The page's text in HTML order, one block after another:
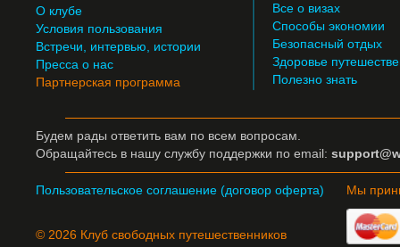
О клубе
Условия пользования
Встречи, интервью, истории
Пресса о нас
Партнерская программа
Все о визах
Способы экономии
Безопасный отдых
Здоровье
Полезно знать
Будем рады ответить вам по всем вопросам.
Обращайтесь в нашу службу поддержки по email:
Пользовательское соглашение (договор оферта)
© 2026 Клуб свободных путешественников
Мы